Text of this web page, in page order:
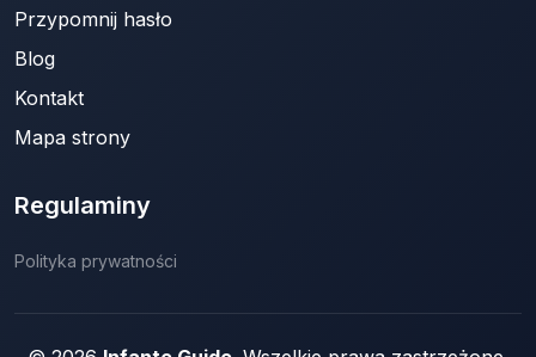
Przypomnij hasło
Blog
Kontakt
Mapa strony
Regulaminy
Polityka prywatności